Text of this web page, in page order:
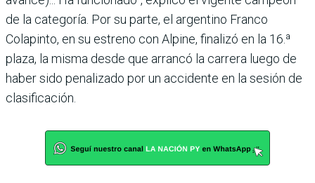
de la categoría. Por su parte, el argentino Franco
Colapinto, en su estreno con Alpine, finalizó en la 16.ª
plaza, la misma desde que arrancó la carrera luego de
haber sido penalizado por un accidente en la sesión de
cla­sificación.